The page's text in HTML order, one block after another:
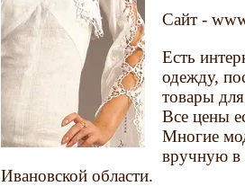
Сайт -
Есть
одежду,
товары
Все цены
Многие
вручную в
Ивановской области.